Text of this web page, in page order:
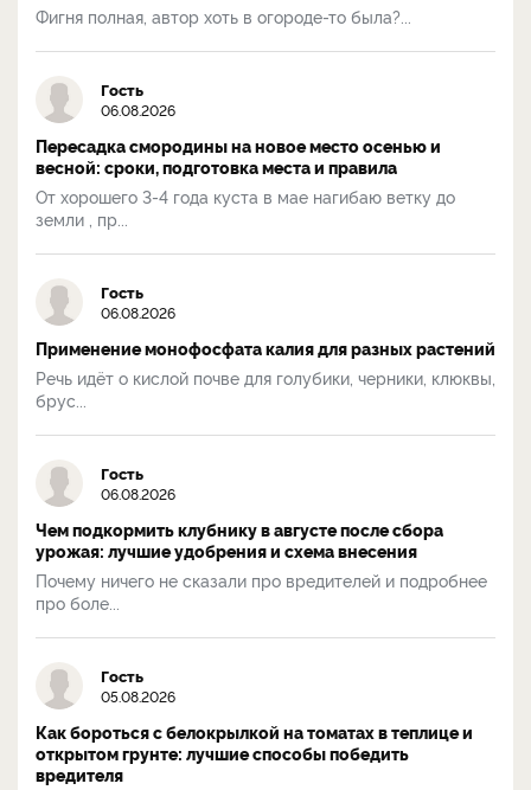
Фигня полная, автор хоть в огороде-то была?...
Гость
06.08.2026
Пересадка смородины на новое место осенью и
весной: сроки, подготовка места и правила
От хорошего 3-4 года куста в мае нагибаю ветку до
земли , пр...
Гость
06.08.2026
Применение монофосфата калия для разных растений
Речь идёт о кислой почве для голубики, черники, клюквы,
брус...
Гость
06.08.2026
Чем подкормить клубнику в августе после сбора
урожая: лучшие удобрения и схема внесения
Почему ничего не сказали про вредителей и подробнее
про боле...
Гость
05.08.2026
Как бороться с белокрылкой на томатах в теплице и
открытом грунте: лучшие способы победить
вредителя